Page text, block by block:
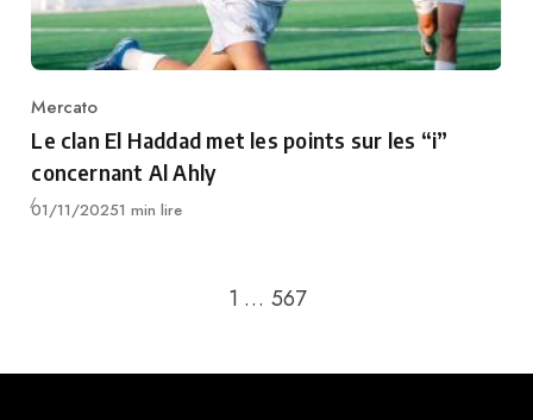
Category
Mercato
Le clan El Haddad met les points sur les “i”
concernant Al Ahly
Publié
01/11/20251 min lire
Retour à la page précédente
1 … 567